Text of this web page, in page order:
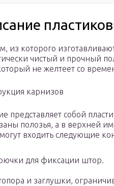
из которого
чистый и прочный
не желтеет со
карнизов
представляет собой
полозья, а в верхней
входить следующие
для фиксации штор.
и заглушки,